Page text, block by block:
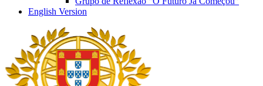
English Version